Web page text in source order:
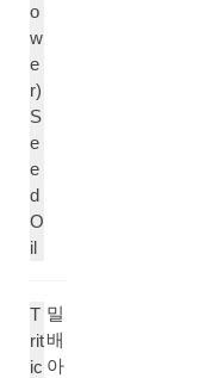
o
w
e
r)
S
e
e
d
O
il
T
rit
ic
밀
배
아